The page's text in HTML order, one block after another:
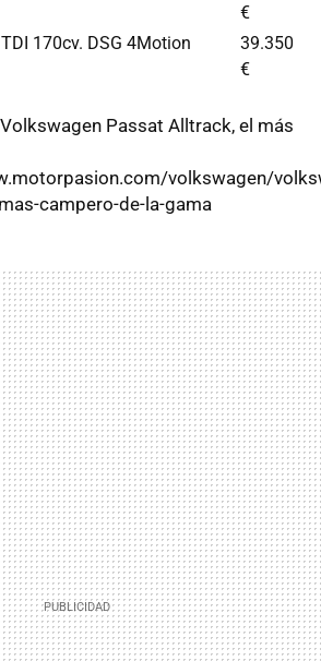
€
170cv. DSG 4Motion
39.350
€
Passat Alltrack, el más
volkswagen/
campero-de-la-gama